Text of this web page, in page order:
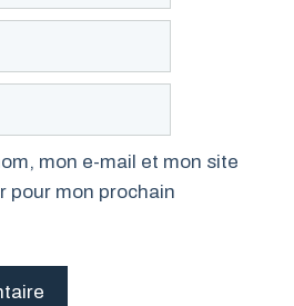
mon e-mail et mon site
pour mon prochain